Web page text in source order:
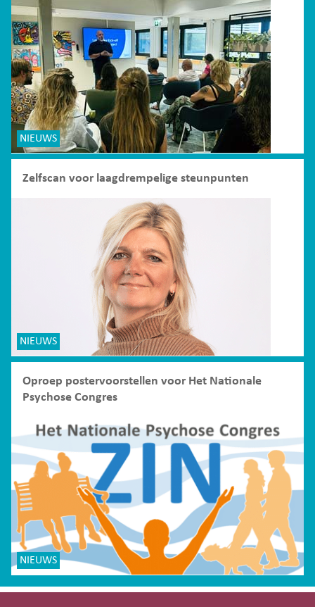
NIEUWS
Zelfscan voor laagdrempelige steunpunten
NIEUWS
Oproep postervoorstellen voor Het Nationale
Psychose Congres
NIEUWS
Site-